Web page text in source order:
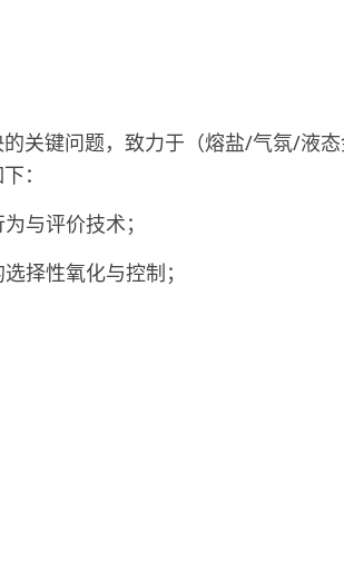
关键问题，致力于（熔盐/气氛/液
：
与评价技术；
择性氧化与控制；